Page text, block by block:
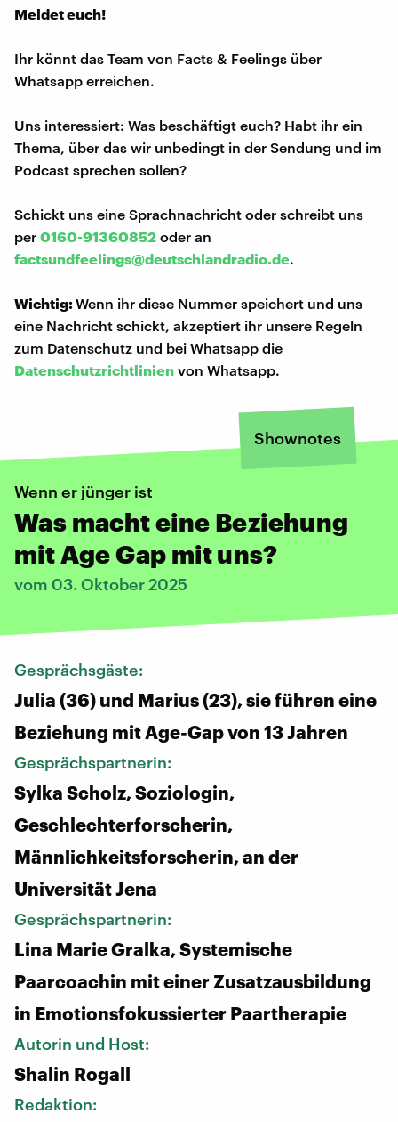
Meldet euch!
Ihr könnt das Team von Facts & Feelings über
Whatsapp erreichen.
Uns interessiert: Was beschäftigt euch? Habt ihr ein
Thema, über das wir unbedingt in der Sendung und im
Podcast sprechen sollen?
Schickt uns eine Sprachnachricht oder schreibt uns
per 0160-91360852 oder an
factsundfeelings@deutschlandradio.de.
Wichtig:Wenn ihr diese Nummer speichert und uns
eine Nachricht schickt, akzeptiert ihr unsere Regeln
zum Datenschutz und bei Whatsapp die
Datenschutzrichtlinien von Whatsapp.
Shownotes
Wenn er jünger ist
Was macht eine Beziehung
mit Age Gap mit uns?
vom 03. Oktober 2025
Gesprächsgäste:
Julia (36) und Marius (23), sie führen eine
Beziehung mit Age-Gap von 13 Jahren
Gesprächspartnerin:
Sylka Scholz, Soziologin,
Geschlechterforscherin,
Männlichkeitsforscherin, an der
Universität Jena
Gesprächspartnerin:
Lina Marie Gralka, Systemische
Paarcoachin mit einer Zusatzausbildung
in Emotionsfokussierter Paartherapie
Autorin und Host:
Shalin Rogall
Redaktion: